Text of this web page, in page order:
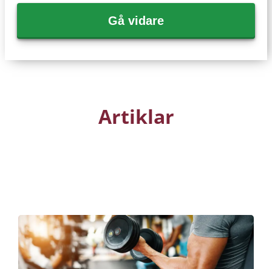
Gå vidare
Artiklar